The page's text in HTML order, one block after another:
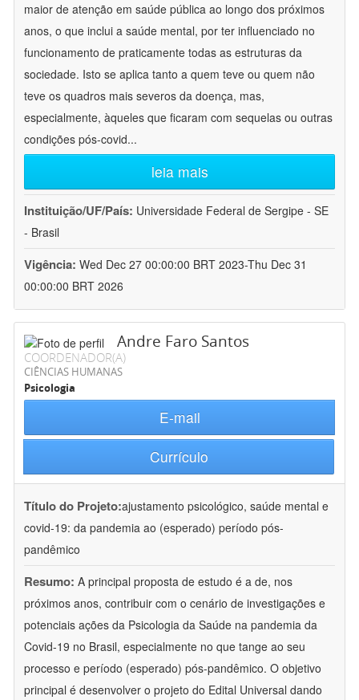
maior de atenção em saúde pública ao longo dos próximos
anos, o que inclui a saúde mental, por ter influenciado no
funcionamento de praticamente todas as estruturas da
sociedade. Isto se aplica tanto a quem teve ou quem não
teve os quadros mais severos da doença, mas,
especialmente, àqueles que ficaram com sequelas ou outras
condições pós-covid...
leia mais
Instituição/UF/País: Universidade Federal de Sergipe - SE
- Brasil
Vigência: Wed Dec 27 00:00:00 BRT 2023-Thu Dec 31
00:00:00 BRT 2026
Andre Faro Santos
COORDENADOR(A)
CIÊNCIAS HUMANAS
Psicologia
E-mail
Currículo
Título do Projeto:ajustamento psicológico, saúde mental e
covid-19: da pandemia ao (esperado) período pós-
pandêmico
Resumo: A principal proposta de estudo é a de, nos
próximos anos, contribuir com o cenário de investigações e
potenciais ações da Psicologia da Saúde na pandemia da
Covid-19 no Brasil, especialmente no que tange ao seu
processo e período (esperado) pós-pandêmico. O objetivo
principal é desenvolver o projeto do Edital Universal dando